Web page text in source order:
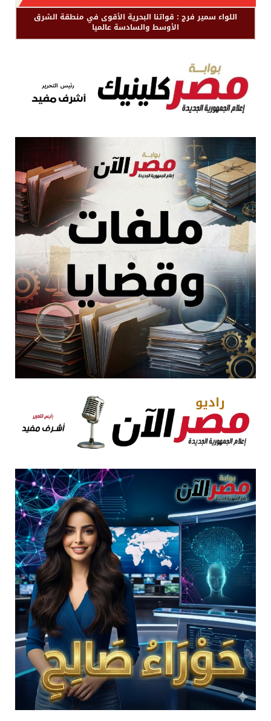
اللواء سمير فرج : قواتنا البحرية الأقوى في منطقة الشرق
الأوسط والسادسة عالميا